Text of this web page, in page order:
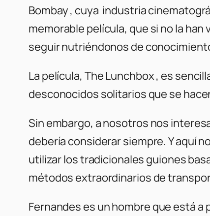
Bombay , cuya industria
memorable película, que si no la
seguir nutriéndonos de
La película, The Lunchbox , es
desconocidos solitarios que se
Sin embargo, a nosotros nos
debería considerar siempre. Y aquí
utilizar los tradicionales guiones
métodos extraordinarios de
Fernandes es un hombre que está a